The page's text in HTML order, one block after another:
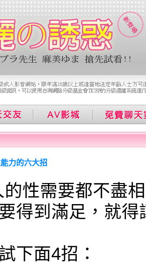
力的六大招
的性需要都不盡
得到滿足，就
下面4招：